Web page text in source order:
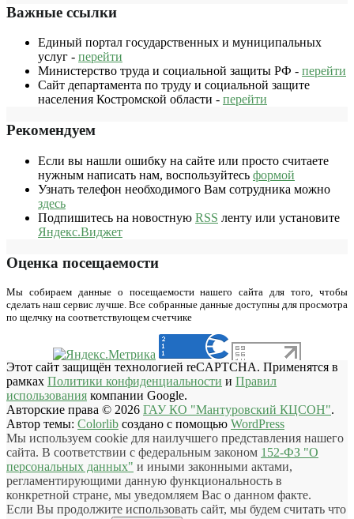
Важные ссылки
Единый портал государственных и муниципальных
услуг - перейти
Министерство труда и социальной защиты РФ - перейти
Сайт департамента по труду и социальной защите
населения Костромской области - перейти
Рекомендуем
Если вы нашли ошибку на сайте или просто считаете
нужным написать нам, воспользуйтесь формой
Узнать телефон необходимого Вам сотрудника можно
здесь
Подпишитесь на новостную RSS ленту или установите
Яндекс.Виджет
Оценка посещаемости
Мы собираем данные о посещаемости нашего сайта для того, чтобы
сделать наш сервис лучше. Все собранные данные доступны для просмотра
по щелчку на соответствующем счетчике
Этот сайт защищён технологией reCAPTCHA. Применятся в
рамках Политики конфиденциальности и Правил
использования компании Google.
Авторские права © 2026 ГАУ КО "Мантуровский КЦСОН".
Автор темы: Colorlib создано с помощью WordPress
Мы используем cookie для наилучшего представления нашего
сайта. В соответствии с федеральным законом 152-ФЗ "О
персональных данных" и иными законными актами,
регламентирующими данную функциональность в
конкретной стране, мы уведомляем Вас о данном факте.
Если Вы продолжите использовать сайт, мы будем считать что